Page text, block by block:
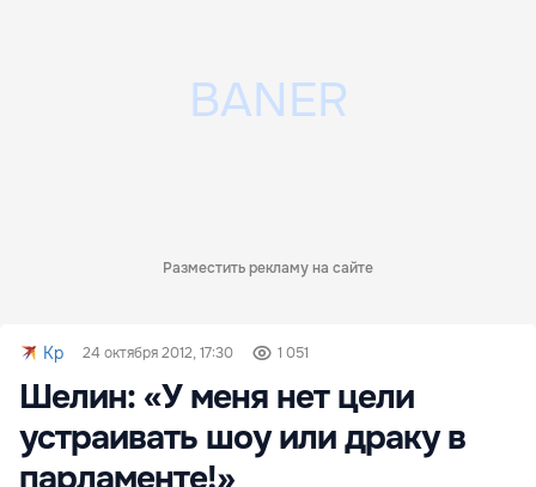
Разместить рекламу на сайте
Kp 24 октября 2012, 17:30 1 051
Шелин: «У меня нет цели
устраивать шоу или драку в
парламенте!»